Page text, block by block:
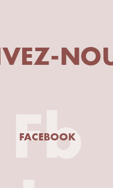
Fb
FACEBOOK